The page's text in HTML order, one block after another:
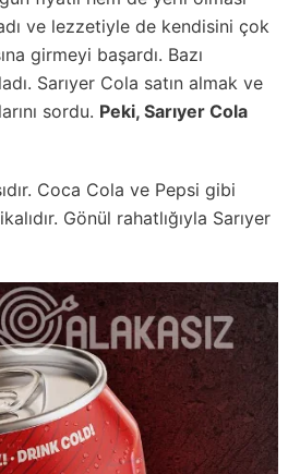
ve lezzetiyle de kendisini çok
girmeyi başardı. Bazı
Sarıyer Cola satın almak ve
sordu. Peki, Sarıyer Cola
Coca Cola ve Pepsi gibi
Gönül rahatlığıyla Sarıyer